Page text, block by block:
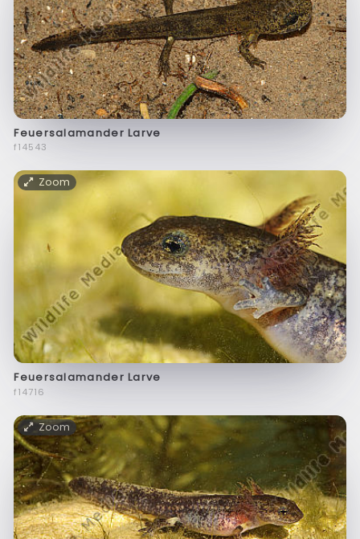
Feuersalamander Larve
f14543
Zoom
Feuersalamander Larve
f14716
Zoom